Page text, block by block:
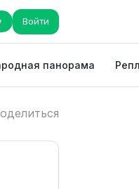
Войти
панорама